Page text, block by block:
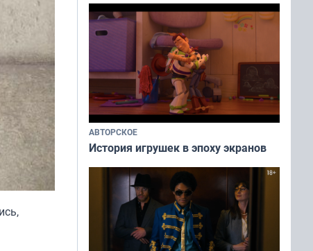
АВТОРСКОЕ
История игрушек в эпоху экранов